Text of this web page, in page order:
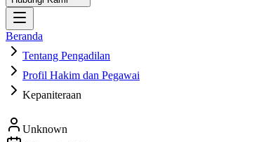
Beranda
Tentang Pengadilan
Profil Hakim dan Pegawai
Kepaniteraan
Unknown